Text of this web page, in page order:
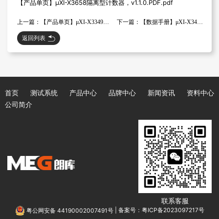
【产品单页】μXI-X3658隔离型计数器，v1.1.0.PDF.pdf
上一篇：【产品单页】μXI-X3349高密度电压采集卡，v1.1.0.PDF 下一篇：【数据手册】μXI-X3449隔离型电压采集卡，v1.1.0.PDF
返回列表
首页 测试系统 产品中心 品牌中心 新闻资讯
资料中心
公司简介
联系客服
粤公网安备 44190002007491号 备案号：粤ICP备2023097217号